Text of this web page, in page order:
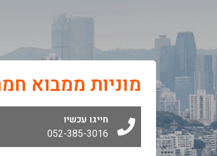
מוניות ממבוא
חייגו עכשיו
052-385-3016